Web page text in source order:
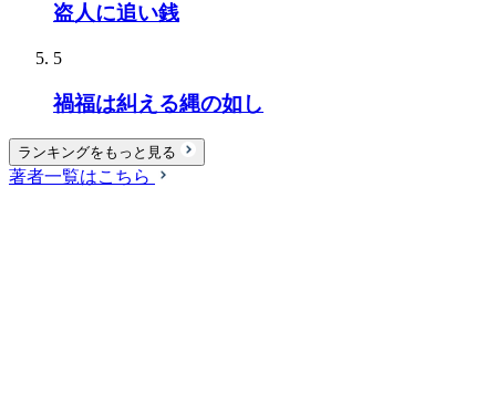
盗人に追い銭
5
禍福は糾える縄の如し
ランキングをもっと見る
著者一覧はこちら